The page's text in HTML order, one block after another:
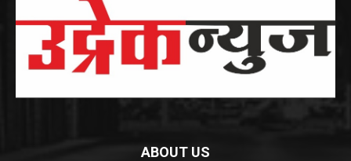
ABOUT US